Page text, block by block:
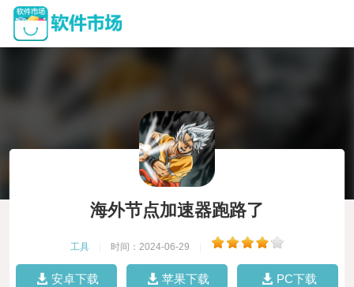
海外节点加速器跑路了
工具 时间：2024-06-29
安卓下载 苹果下载 PC下载